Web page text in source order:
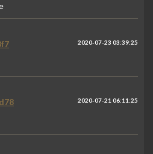
2020-07-23 03:39:25
2020-07-21 06:11:25